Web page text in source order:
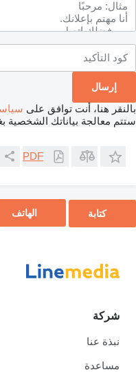
بالنقر هنا، أنت توافق على
ستتم معالجة بياناتك
PDF
كتابة الهاتف
شركة
نبذة عنا
مساعدة